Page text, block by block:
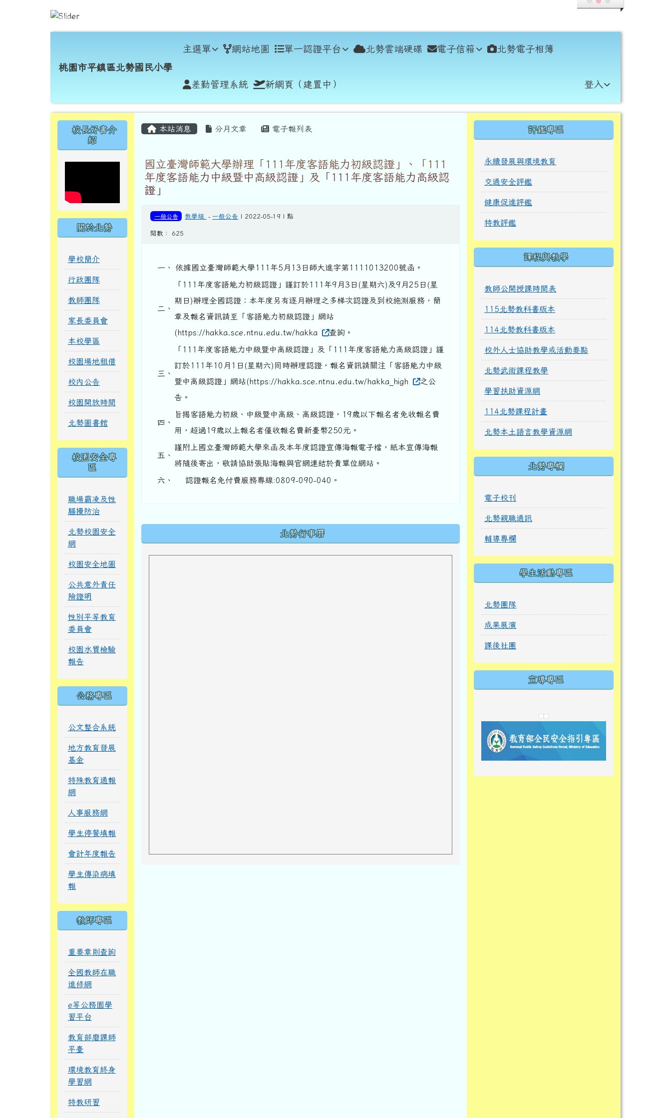
桃園市平鎮區北勢國民小學
桃園市平鎮區北勢國民小學
主選單 網站地圖 單一認證平台 北勢雲端硬碟 電子信箱 北勢電子相簿
差勤管理系統 新網頁（建置中） 登入
左邊區域內容
校長好書介
紹
關於北勢
學校簡介
行政團隊
教師團隊
家長委員會
本校學區
校園場地租借
校內公告
校園開放時間
北勢圖書館
校園安全專
區
職場霸凌及性
騷擾防治
北勢校園安全
網
校園安全地圖
公共意外責任
險證明
性別平等教育
委員會
校園水質檢驗
報告
公務專區
公文整合系統
地方教育發展
基金
特殊教育通報
網
人事服務網
學生停餐填報
會計年度報告
學生傳染病填
報
教師專區
重要章則查詢
全國教師在職
進修網
e等公務園學
習平台
教育部磨課師
平臺
環境教育終身
學習網
特教研習
主內容區域
本站消息 分月文章 電子報列表
國立臺灣師範大學辦理「111年度客語能力初級認證」、「111
年度客語能力中級暨中高級認證」及「111年度客語能力高級認
證」
一般公告 教學組 - 一般公告 | 2022-05-19 | 點
閱數： 625
一、 依據國立臺灣師範大學111年5月13日師大進字第1111013200號函。
二、
「111年度客語能力初級認證」謹訂於111年9月3日(星期六)及9月25日(星
期日)辦理全國認證；本年度另有逐月辦理之多梯次認證及到校施測服務，簡
章及報名資訊請至「客語能力初級認證」網站
(https://hakka.sce.ntnu.edu.tw/hakka
查詢。
三、
「111年度客語能力中級暨中高級認證」及「111年度客語能力高級認證」謹
訂於111年10月1日(星期六)同時辦理認證，報名資訊請關注「客語能力中級
暨中高級認證」網站(https://hakka.sce.ntnu.edu.tw/hakka_high
之公
告。
四、
旨揭客語能力初級、中級暨中高級、高級認證，19歲以下報名者免收報名費
用，超過19歲以上報名者僅收報名費新臺幣250元。
五、
謹附上國立臺灣師範大學來函及本年度認證宣傳海報電子檔，紙本宣傳海報
將隨後寄出，敬請協助張貼海報與官網連結於貴單位網站。
六、 認證報名免付費服務專線:0809-090-040。
北勢行事曆
右邊區域內容
評鑑專區
永續發展與環境教育
交通安全評鑑
健康促進評鑑
特教評鑑
課程與教學
教師公開授課時間表
115北勢教科書版本
114北勢教科書版本
校外人士協助教學或活動要點
北勢武術課程教學
學習扶助資源網
114北勢課程計畫
北勢本土語言教學資源網
北勢專欄
電子校刊
北勢親職通訊
輔導專欄
學生活動專區
北勢團隊
成果展演
課後社團
宣導專區
link to https://
link to https://eliteracy.edu.tw/
link to https://
link to https://10000.gov.tw/
link to https://eliteracy.edu.tw/
link to https://10000.gov.tw/
link to https://
link to https://
link to https://i.win.org.tw/
link to https://
link to https://
link to https://
link to https://
頁尾區域